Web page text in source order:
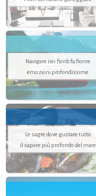
Navigare nei fiordi fa fiorire
emozioni profondissime
Le sagre dove gustare tutto
il sapore più profondo del mare